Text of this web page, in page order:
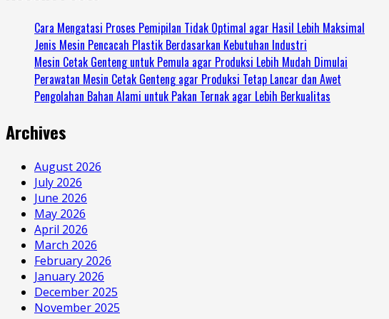
Cara Mengatasi Proses Pemipilan Tidak Optimal agar Hasil Lebih Maksimal
Jenis Mesin Pencacah Plastik Berdasarkan Kebutuhan Industri
Mesin Cetak Genteng untuk Pemula agar Produksi Lebih Mudah Dimulai
Perawatan Mesin Cetak Genteng agar Produksi Tetap Lancar dan Awet
Pengolahan Bahan Alami untuk Pakan Ternak agar Lebih Berkualitas
Archives
August 2026
July 2026
June 2026
May 2026
April 2026
March 2026
February 2026
January 2026
December 2025
November 2025